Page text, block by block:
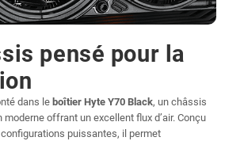
pensé pour la
dans le boîtier Hyte Y70 Black, un châssis
moderne offrant un excellent flux d’air. Conçu
puissantes, il permet